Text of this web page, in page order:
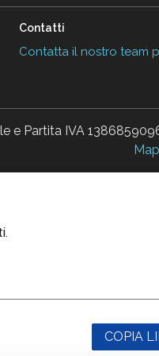
Contatti
Contatta il nostro team
e Partita IVA
COPIA